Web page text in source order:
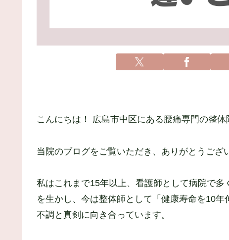
こんにちは！ 広島市中区にある腰痛専門の整
当院のブログをご覧いただき、ありがとうござ
私はこれまで15年以上、看護師として病院で
を生かし、今は整体師として「健康寿命を10
不調と真剣に向き合っています。